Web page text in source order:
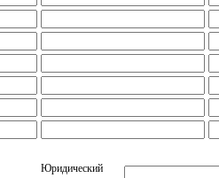
Юридический